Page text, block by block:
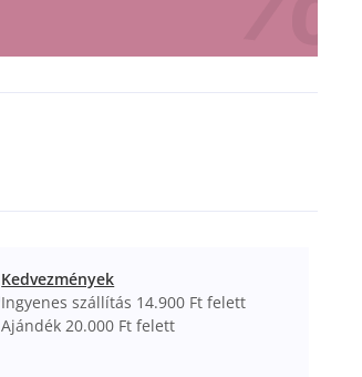
Kedvezmények
Ingyenes szállítás 14.900 Ft felett
Ajándék 20.000 Ft felett